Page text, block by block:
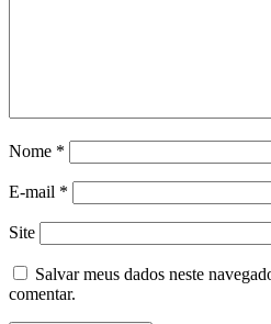
Nome *
E-mail *
Site
Salvar meus dados neste
comentar.